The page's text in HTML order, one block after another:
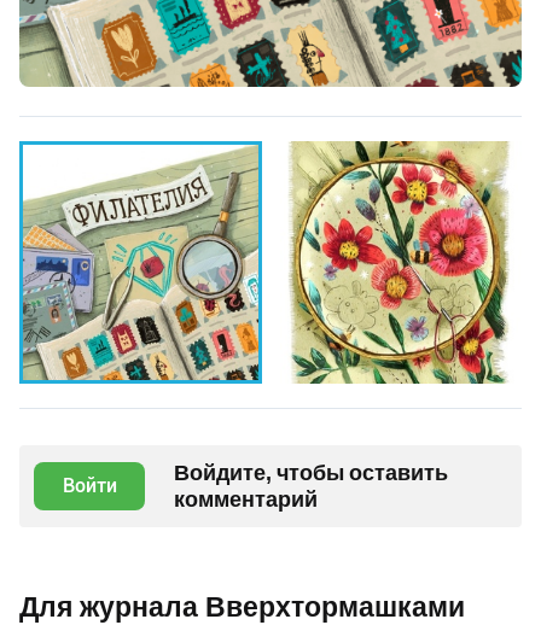
Войти
Войдите, чтобы оставить
комментарий
Для журнала Вверхтормашками